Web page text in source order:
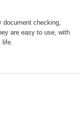
document checking,
are easy to use, with